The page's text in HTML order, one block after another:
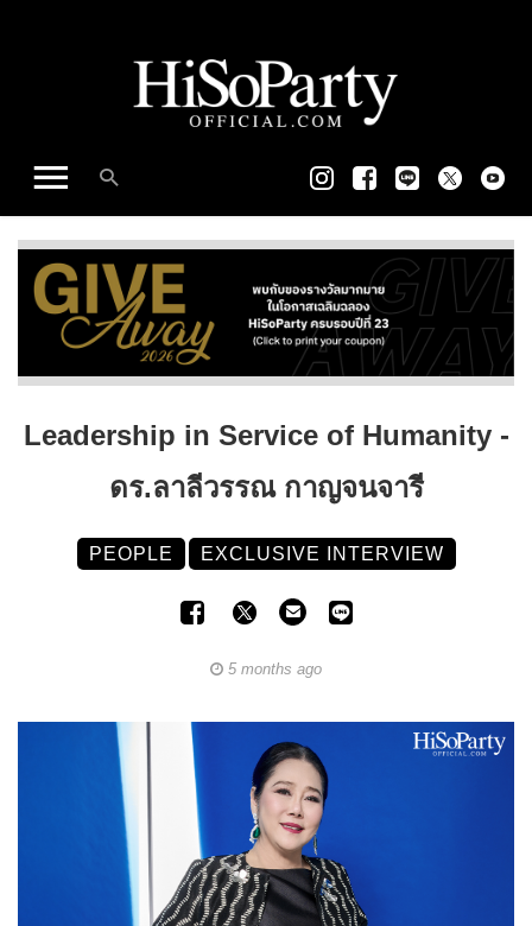
Leadership in Service of Humanity -
ดร.ลาลีวรรณ กาญจนจารี
PEOPLE EXCLUSIVE INTERVIEW
5 months ago